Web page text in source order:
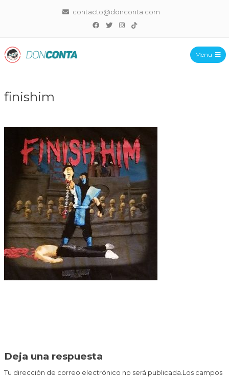
contacto@donconta.com
Menu
finishim
Deja una respuesta
Tu dirección de correo electrónico no será publicada.Los campos